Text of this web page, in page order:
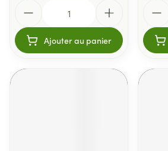
Ajouter au panier